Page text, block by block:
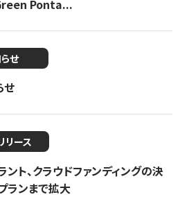
Ponta...
せ
せ
リース
ト、クラウドファンディングの決
ランまで拡大